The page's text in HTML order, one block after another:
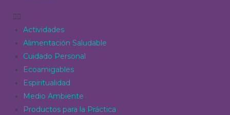
Actividades
Alimentación Saludable
Cuidado Personal
Ecoamigables
Espiritualidad
Medio Ambiente
Productos para la Práctica